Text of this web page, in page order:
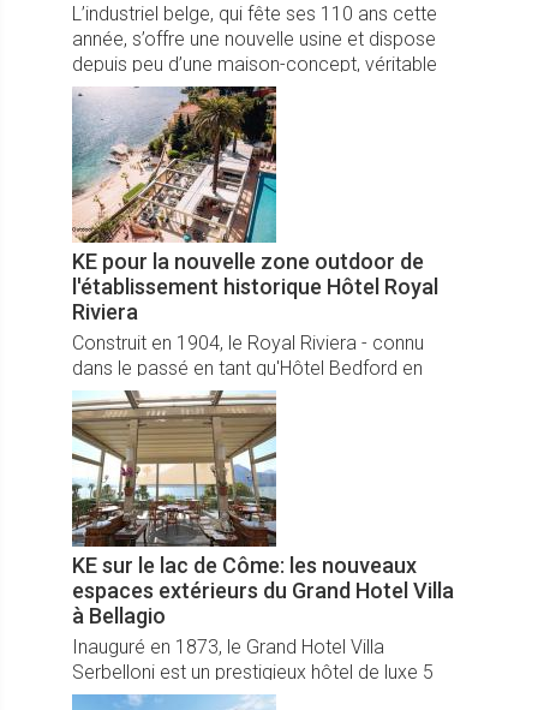
L’industriel belge, qui fête ses 110 ans cette
année, s’offre une nouvelle usine et dispose
depuis peu d’une maison-concept, véritable
showroom vivant, dans laquelle tous les
produits de la marque fonctionnent.
KE pour la nouvelle zone outdoor de
l'établissement historique Hôtel Royal
Riviera
Construit en 1904, le Royal Riviera - connu
dans le passé en tant qu'Hôtel Bedford en
hommage aux premiers visiteurs britanniques -
est rapidement devenu une destination
exclusive pour les cercles mondains de
l'époque.
KE sur le lac de Côme: les nouveaux
espaces extérieurs du Grand Hotel Villa
à Bellagio
Inauguré en 1873, le Grand Hotel Villa
Serbelloni est un prestigieux hôtel de luxe 5
étoiles sur le lac de Côme.